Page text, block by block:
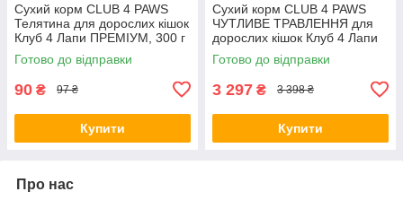
Сухий корм CLUB 4 PAWS
Телятина для дорослих кішок
Клуб 4 Лапи ПРЕМІУМ, 300 г
Готово до відправки
90 ₴ 97 ₴
Купити
Сухий корм CLUB 4 PAWS
ЧУТЛИВЕ ТРАВЛЕННЯ для
дорослих кішок Клуб 4 Лапи
14 кг
Готово до відправки
3 297 ₴ 3 398 ₴
Купити
Про нас